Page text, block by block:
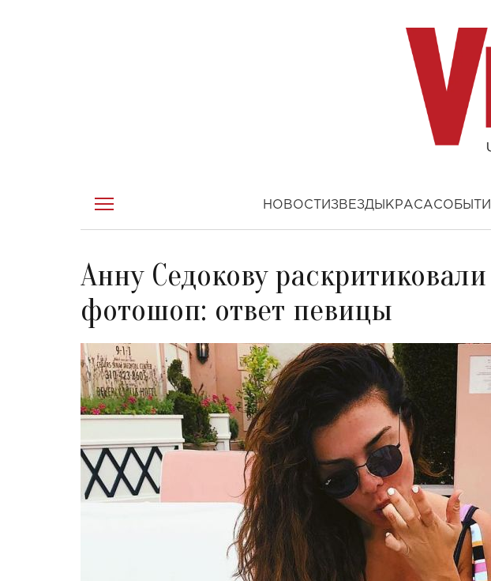
НОВОСТИ ЗВЕЗДЫ КРАСА
Анну Седокову
фотошоп: ответ певицы